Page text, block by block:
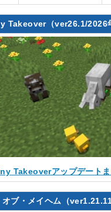
Takeover（ver26.1/2026
Takeoverアップデート
オブ・メイヘム（